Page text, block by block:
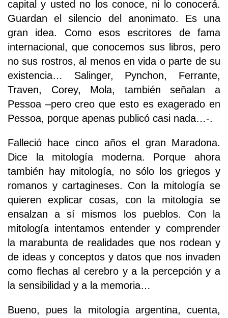
capital y usted no los conoce, ni lo conocerá.
Guardan el silencio del anonimato. Es una
gran idea. Como esos escritores de fama
internacional, que conocemos sus libros, pero
no sus rostros, al menos en vida o parte de su
existencia… Salinger, Pynchon, Ferrante,
Traven, Corey, Mola, también señalan a
Pessoa –pero creo que esto es exagerado en
Pessoa, porque apenas publicó casi nada…-.
Falleció hace cinco años el gran Maradona.
Dice la mitología moderna. Porque ahora
también hay mitología, no sólo los griegos y
romanos y cartagineses. Con la mitología se
quieren explicar cosas, con la mitología se
ensalzan a sí mismos los pueblos. Con la
mitología intentamos entender y comprender
la marabunta de realidades que nos rodean y
de ideas y conceptos y datos que nos invaden
como flechas al cerebro y a la percepción y a
la sensibilidad y a la memoria…
Bueno, pues la mitología argentina, cuenta,